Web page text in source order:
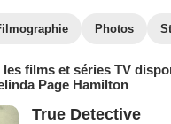
Photos
films et séries TV
Page Hamilton
True Detective